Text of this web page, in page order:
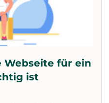
Webseite für ein
ist